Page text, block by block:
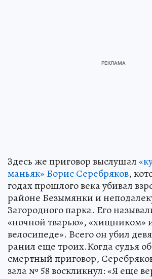
Здесь же приговор выслушал
маньяк» Борис Серебряков,
годах прошлого века убивал
районе Безымянки и
Загородного парка. Его
«ночной тварью», «хищником»
велосипеде». Всего он убил
ранил еще троих.Когда судья
смертный приговор,
зала № 58 воскликнул: «Я еще